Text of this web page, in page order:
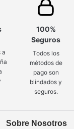
a
100%
Seguros
Todos los
métodos de
pago son
blindados y
seguros.
Sobre Nosotros